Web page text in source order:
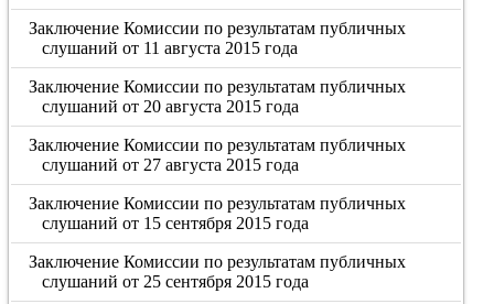
Заключение Комиссии по результатам публичных
слушаний от 11 августа 2015 года
Заключение Комиссии по результатам публичных
слушаний от 20 августа 2015 года
Заключение Комиссии по результатам публичных
слушаний от 27 августа 2015 года
Заключение Комиссии по результатам публичных
слушаний от 15 сентября 2015 года
Заключение Комиссии по результатам публичных
слушаний от 25 сентября 2015 года